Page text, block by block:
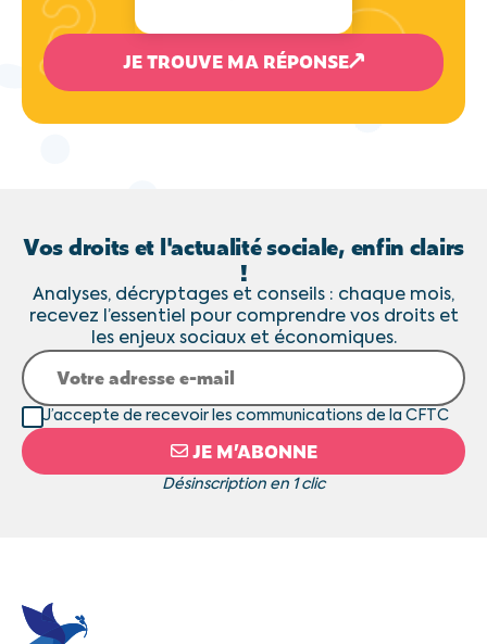
JE TROUVE MA RÉPONSE
Vos droits et l'actualité sociale, enfin clairs
!
Analyses, décryptages et conseils : chaque mois,
recevez l’essentiel pour comprendre vos droits et
les enjeux sociaux et économiques.
JE M’ABONNE
Désinscription en 1 clic
J’accepte de recevoir les communications de la CFTC